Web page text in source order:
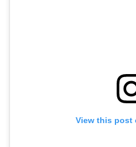
View this post